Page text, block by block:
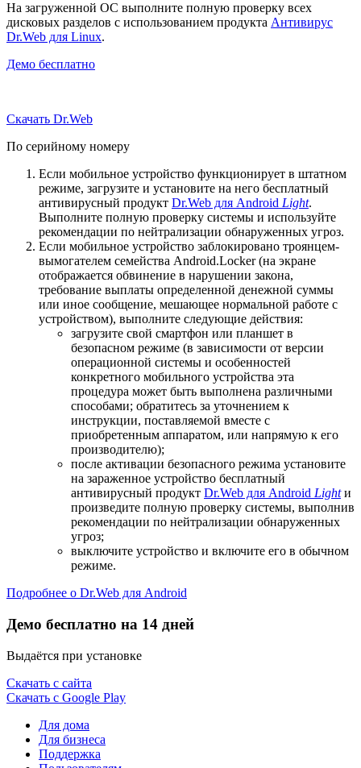
На загруженной ОС выполните полную проверку всех
дисковых разделов с использованием продукта Антивирус
Dr.Web для Linux.
Демо бесплатно
Скачать Dr.Web
По серийному номеру
Если мобильное устройство функционирует в штатном
режиме, загрузите и установите на него бесплатный
антивирусный продукт Dr.Web для Android Light.
Выполните полную проверку системы и используйте
рекомендации по нейтрализации обнаруженных угроз.
Если мобильное устройство заблокировано троянцем-
вымогателем семейства Android.Locker (на экране
отображается обвинение в нарушении закона,
требование выплаты определенной денежной суммы
или иное сообщение, мешающее нормальной работе с
устройством), выполните следующие действия:
загрузите свой смартфон или планшет в
безопасном режиме (в зависимости от версии
операционной системы и особенностей
конкретного мобильного устройства эта
процедура может быть выполнена различными
способами; обратитесь за уточнением к
инструкции, поставляемой вместе с
приобретенным аппаратом, или напрямую к его
производителю);
после активации безопасного режима установите
на зараженное устройство бесплатный
антивирусный продукт Dr.Web для Android Lightи
произведите полную проверку системы, выполнив
рекомендации по нейтрализации обнаруженных
угроз;
выключите устройство и включите его в обычном
режиме.
Подробнее о Dr.Web для Android
Демо бесплатно на 14 дней
Выдаётся при установке
Скачать с сайта
Скачать с Google Play
Для дома
Для бизнеса
Поддержка